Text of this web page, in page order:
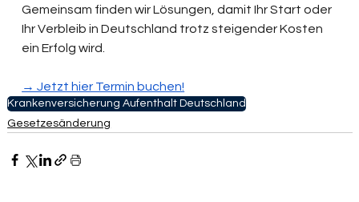
Gemeinsam finden wir Lösungen, damit Ihr Start oder
Ihr Verbleib in Deutschland trotz steigender Kosten
ein Erfolg wird.
→ Jetzt hier Termin buchen!
Krankenversicherung Aufenthalt Deutschland
Gesetzesänderung